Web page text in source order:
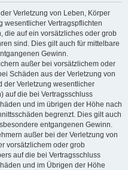
Verletzung von Leben, Körper
wesentlicher Vertragspflichten
die auf ein vorsätzliches oder grob
sind. Dies gilt auch für mittelbare
Gewinn.
außer bei vorsätzlichem oder
Schäden aus der Verletzung von
der Verletzung wesentlicher
auf die bei Vertragsschluss
und im übrigen der Höhe nach
begrenzt. Dies gilt auch
entgangenen Gewinn.
außer bei der Verletzung von
vorsätzlichem oder grob
auf die bei Vertragsschluss
und im Übrigen der Höhe